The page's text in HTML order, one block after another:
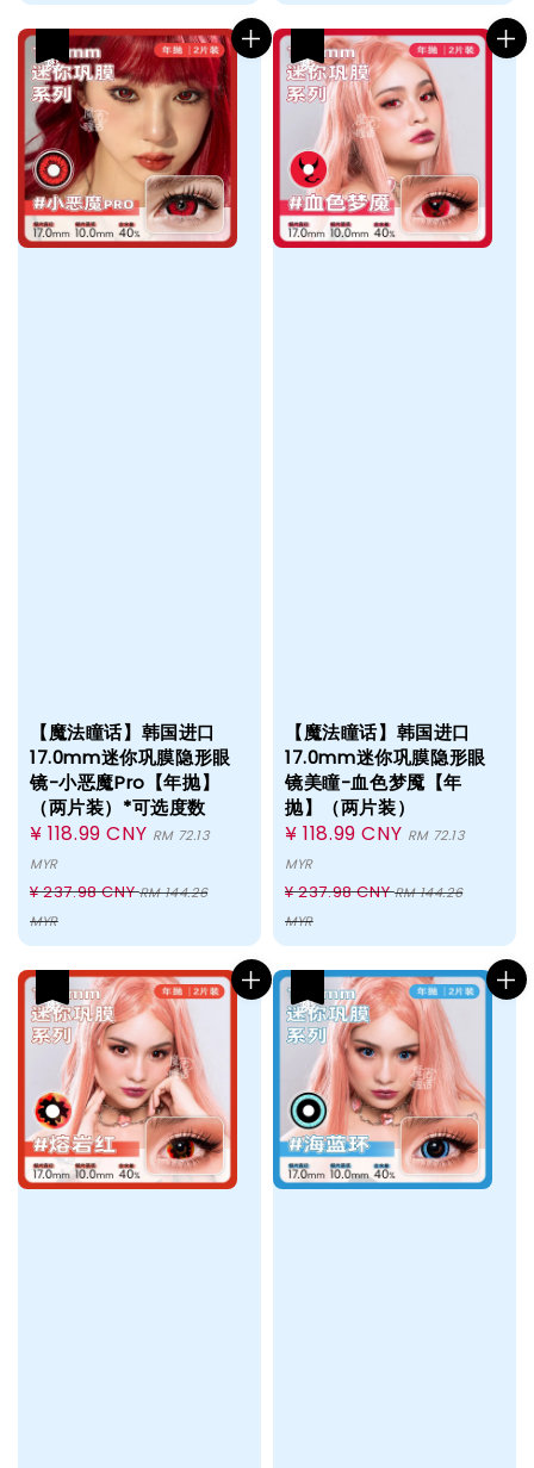
【魔法瞳话】韩国进口
17.0mm迷你巩膜隐形眼
镜-小恶魔Pro【年抛】
（两片装）*可选度数
Sale
price
¥ 118.99 CNY RM 72.13
MYR
Regular
price
¥ 237.98 CNYRM 144.26
MYR
【魔法瞳话】韩国进口
17.0mm迷你巩膜隐形眼
镜美瞳-血色梦魇【年
抛】（两片装）
Sale
price
¥ 118.99 CNY RM 72.13
MYR
Regular
price
¥ 237.98 CNYRM 144.26
MYR